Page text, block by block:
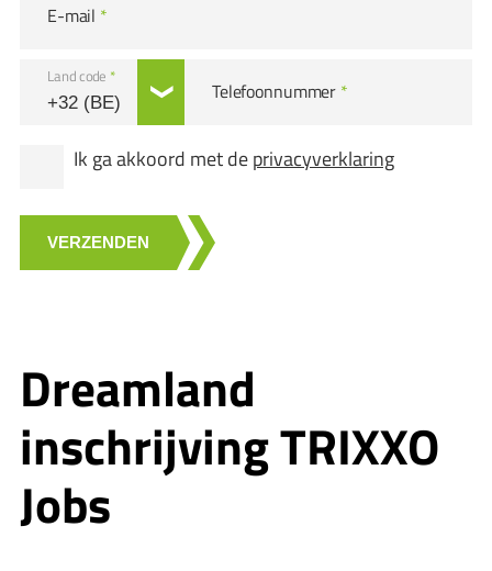
E-mail *
Land code *
Telefoonnummer *
Ik ga akkoord met deprivacyverklaring
VERZENDEN
Dreamland
inschrijving TRIXXO
Jobs